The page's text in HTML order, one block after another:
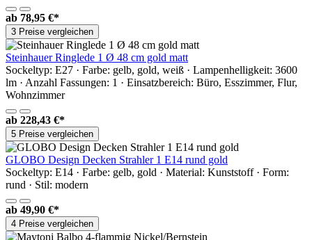
ab 78,95 €*
3 Preise vergleichen
Steinhauer Ringlede 1 Ø 48 cm gold matt
Sockeltyp: E27 · Farbe: gelb, gold, weiß · Lampenhelligkeit: 3600
lm · Anzahl Fassungen: 1 · Einsatzbereich: Büro, Esszimmer, Flur,
Wohnzimmer
ab 228,43 €*
5 Preise vergleichen
GLOBO Design Decken Strahler 1 E14 rund gold
Sockeltyp: E14 · Farbe: gelb, gold · Material: Kunststoff · Form:
rund · Stil: modern
ab 49,90 €*
4 Preise vergleichen